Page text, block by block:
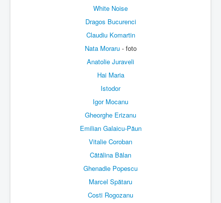
White Noise
Dragos Bucurenci
Claudiu Komartin
Nata Moraru- foto
Anatolie Juraveli
Hai Maria
Istodor
Igor Mocanu
Gheorghe Erizanu
Emilian Galaicu-Păun
Vitalie Coroban
Cătălina Bălan
Ghenadie Popescu
Marcel Spătaru
Costi Rogozanu